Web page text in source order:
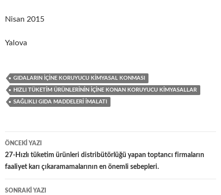
Nisan 2015
Yalova
GIDALARIN IÇINE KORUYUCU KIMYASAL KONMASI
HIZLI TÜKETIM ÜRÜNLERININ IÇINE KONAN KORUYUCU KIMYASALLAR
SAĞLIKLI GIDA MADDELERI IMALATI
Yazı
dolaşımı
ÖNCEKI YAZI
27-Hızlı tüketim ürünleri distribütörlüğü yapan toptancı firmaların
faaliyet karı çıkaramamalarının en önemli sebepleri.
SONRAKI YAZI